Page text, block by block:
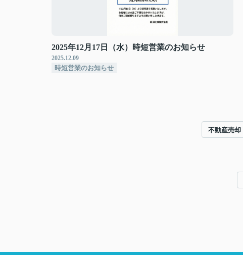
2025年12月17日（水）時短営業のお知らせ
2025.12.09
時短営業のお知らせ
不動産売却